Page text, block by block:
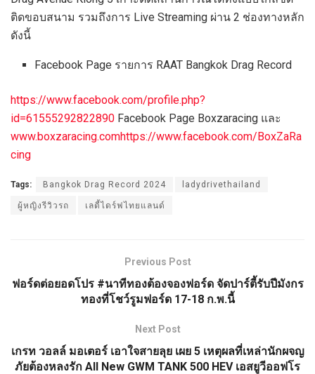
ติดขอบสนาม รวมถึงการ Live Streaming ผ่าน 2 ช่องทางหลัก
ดังนี้
Facebook Page รายการ RAAT Bangkok Drag Record
https://www.facebook.com/profile.php?
id=61555292822890 Facebook Page Boxzaracing และ
www.boxzaracing.comhttps://www.facebook.com/BoxZaRa
cing
Tags: Bangkok Drag Record 2024 ladydrivethailand
ผู้หญิงรีวิวรถ เลดี้ไดร์ฟไทยแลนด์
Previous Post
ฟอร์ดต่อยอดโปร #นาทีทองต้องจองฟอร์ด จัดปาร์ตี้รับปีมังกร
ทองที่โชว์รูมฟอร์ด 17-18 ก.พ.นี้
Next Post
เกรท วอลล์ มอเตอร์ เอาใจสายลุย เผย 5 เหตุผลที่เหล่านักผจญ
ภัยต้องหลงรัก All New GWM TANK 500 HEV เอสยูวีออฟโร